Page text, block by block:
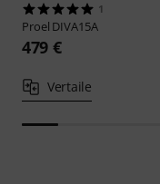
1
Proel DIVA15A
479 €
Vertaile